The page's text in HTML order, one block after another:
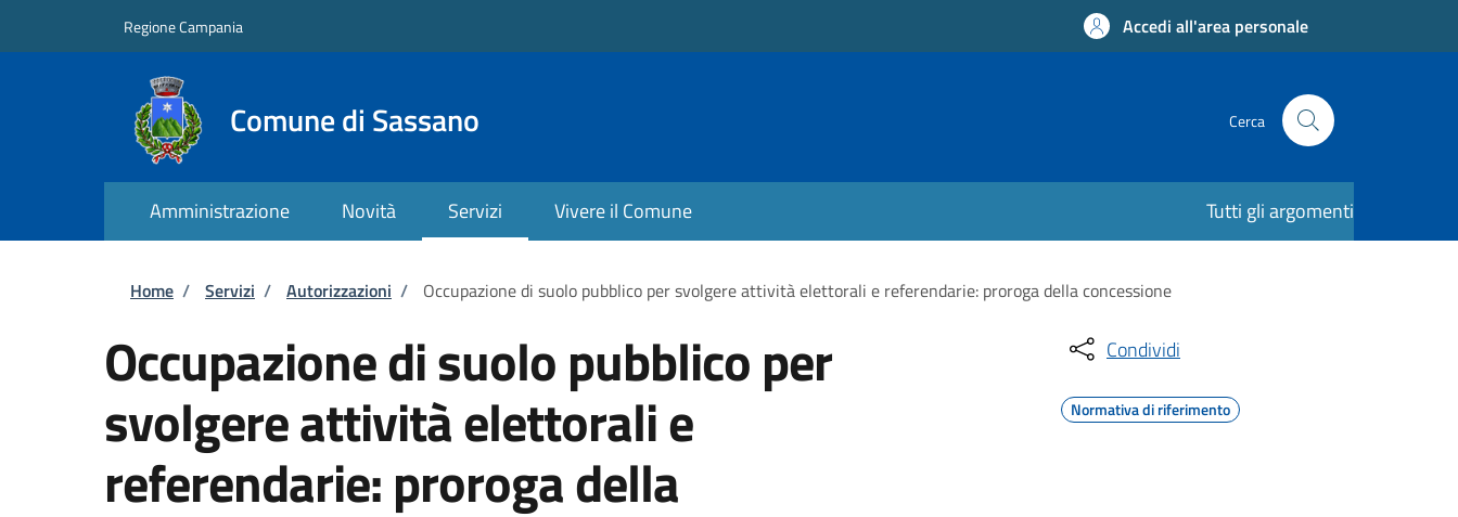
Regione Campania Accedi all'area personale
Comune di Sassano Cerca
Amministrazione Novità Servizi Vivere il Comune Tutti gli argomenti
Briciole di pane
Home / Servizi / Autorizzazioni / Occupazione di suolo pubblico per svolgere attività elettorali e referendarie: proroga della concessione
Occupazione di suolo pubblico per
svolgere attività elettorali e
referendarie: proroga della
Condividi
Normativa di riferimento